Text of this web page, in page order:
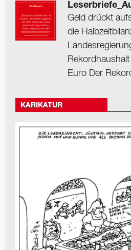
Geld drückt
die
Euro Der
KARIKATUR